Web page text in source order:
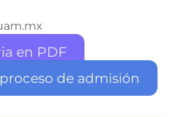
en PDF
de admisión